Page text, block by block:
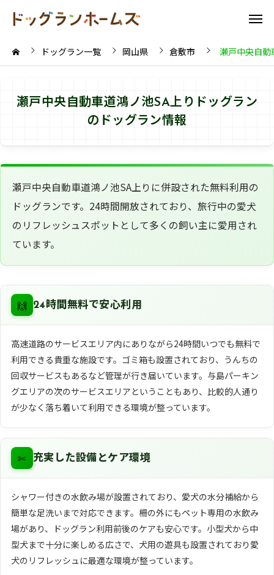
ドッグラン一覧 岡山県 倉敷市 瀬戸中央自動
瀬戸中央自動車道鴻ノ池SA上りドッグラン
のドッグラン情報
瀬戸中央自動車道鴻ノ池SA上りに併設された無料利用の
ドッグランです。24時間開放されており、旅行中の愛犬
のリフレッシュスポットとして多くの飼い主に愛用され
ています。
🙌 24時間無料で安心利用
高速道路のサービスエリア内にありながら24時間いつでも無料で
利用できる貴重な施設です。ゴミ箱も設置されており、うんちの
回収サービスもあるなど管理が行き届いています。与島パーキン
グエリアの次のサービスエリアということもあり、比較的人通り
が少なく落ち着いて利用できる環境が整っています。
✄ 充実した設備とケア環境
シャワー付きの水飲み場が設置されており、愛犬の水分補給から
簡単な足洗いまで対応できます。柵の外にもペット専用の水飲み
場があり、ドッグラン利用前後のケアも安心です。小型犬から中
型犬まで十分に楽しめる広さで、犬用の遊具も設置されており愛
犬のリフレッシュに最適な環境が整っています。